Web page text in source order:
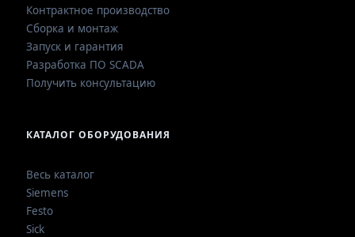
Контрактное производство
Сборка и монтаж
Запуск и гарантия
Разработка ПО SCADA
Получить консультацию
КАТАЛОГ ОБОРУДОВАНИЯ
Весь каталог
Siemens
Festo
Sick